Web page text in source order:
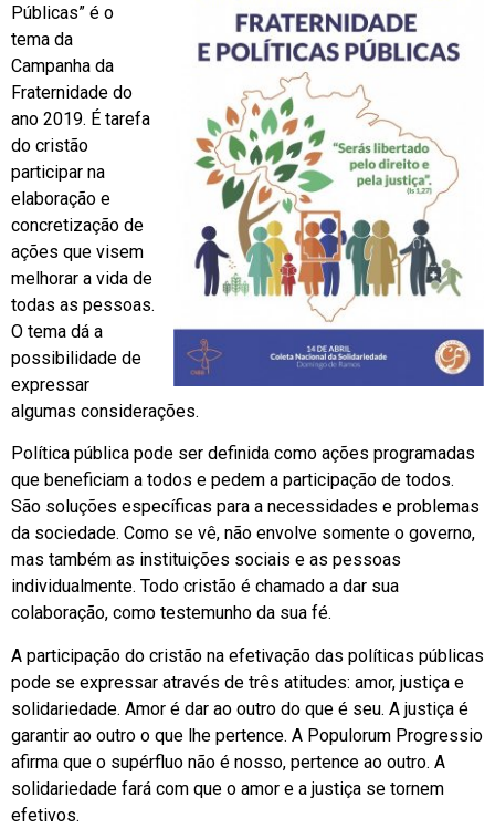
Públicas” é o
tema da
Campanha da
Fraternidade do
ano 2019. É tarefa
do cristão
participar na
elaboração e
concretização de
ações que visem
melhorar a vida de
todas as pessoas.
O tema dá a
possibilidade de
expressar
algumas considerações.
Política pública pode ser definida como ações programadas
que beneficiam a todos e pedem a participação de todos.
São soluções específicas para a necessidades e problemas
da sociedade. Como se vê, não envolve somente o governo,
mas também as instituições sociais e as pessoas
individualmente. Todo cristão é chamado a dar sua
colaboração, como testemunho da sua fé.
A participação do cristão na efetivação das políticas públicas
pode se expressar através de três atitudes: amor, justiça e
solidariedade. Amor é dar ao outro do que é seu. A justiça é
garantir ao outro o que lhe pertence. A Populorum Progressio
afirma que o supérfluo não é nosso, pertence ao outro. A
solidariedade fará com que o amor e a justiça se tornem
efetivos.